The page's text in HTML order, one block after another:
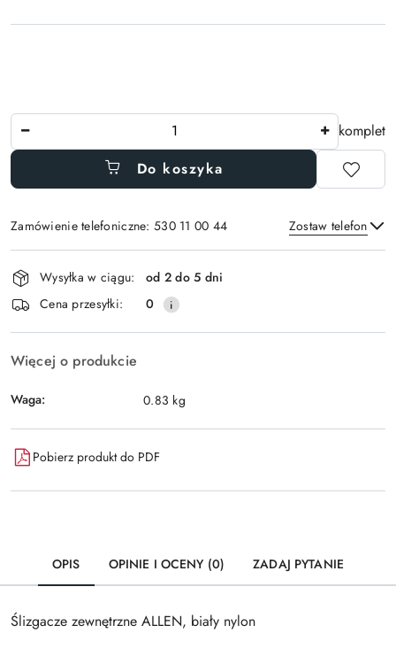
Ilość
komplet
Do koszyka
Zamówienie telefoniczne: 530 11 00 44 Zostaw telefon
Wyślij
Dostępność
i
dostawa
Wysyłka w ciągu:
od 2 do 5 dni
Cena przesyłki:
0
Więcej o produkcie
Waga: 0.83 kg
Pobierz produkt do PDF
OPIS OPINIE I OCENY (0) ZADAJ PYTANIE
Ślizgacze zewnętrzne ALLEN, biały nylon